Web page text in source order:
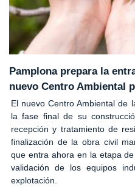
Pamplona prepara la
nuevo Centro Ambiental
El nuevo Centro Ambiental de
la fase final de su
recepción y tratamiento de
finalización de la obra civil
que entra ahora en la etapa
validación de los equipos
explotación.